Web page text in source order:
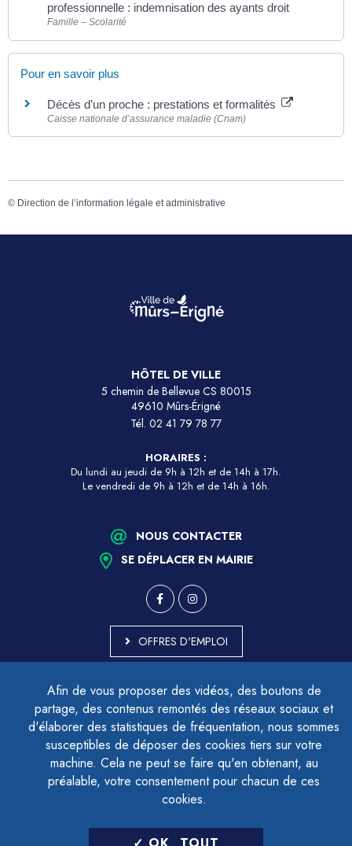
Afin de vous proposer des vidéos, des boutons de
partage, des contenus remontés des réseaux sociaux et
d'élaborer des statistiques de fréquentation, nous sommes
susceptibles de déposer des cookies tiers sur votre
machine. Cela ne peut se faire qu'en obtenant, au
préalable, votre consentement pour chacun de ces
cookies.
professionnelle : indemnisation des ayants droit
Famille – Scolarité
Pour en savoir plus
Décès d’un proche : prestations et formalités
Caisse nationale d’assurance maladie (Cnam)
© Direction de l’information légale et administrative
HÔTEL DE VILLE
5 chemin de Bellevue CS 80015
49610 Mûrs-Érigné
Tél. 02 41 79 78 77
HORAIRES :
Du lundi au jeudi de 9h à 12h et de 14h à 17h.
Le vendredi de 9h à 12h et de 14h à 16h.
NOUS CONTACTER
SE DÉPLACER EN MAIRIE
OFFRES D'EMPLOI
ACCESSIBILITÉ - PARTIELLEMENT CONFORME
PLAN DU SITE
MENTIONS LÉGALES
CONTACTER LE DÉLÉGUÉ À LA PROTECTION DES DONNÉES
GESTION DES COOKIES
LETTRE D'INFORMATION